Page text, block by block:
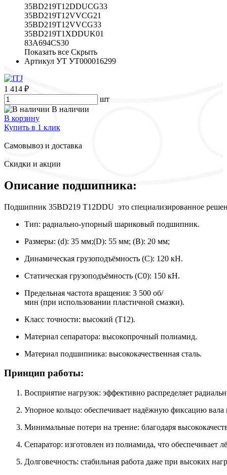
35BD219T12DDUCG33
35BD219T12VVCG21
35BD219T12VVCG33
35BD219T1XDDUK01
83A694CS30
Показать все Скрыть
Артикул УТ УТ000016299
1 414 ₽
шт
В наличии
В корзину
Купить в 1 клик
Самовывоз и доставка
Скидки и акции
Описание подшипника:
Подшипник 35BD219 T12DDU это специализированное
Тип: радиально-упорный шариковый подшипник.
Размеры: (d): 35 мм;(D): 55 мм; (B): 20 мм;
Динамическая грузоподъёмность (C): 120 кН.
Статическая грузоподъёмность (C0​): 150 кН.
Предельная частота вращения: 3 500 об/
мин (при использовании пластичной смазки).
Класс точности: высокий (T12).
Материал сепаратора: высокопрочный полиамид.
Материал подшипника: высококачественная сталь.
Принцип работы:
Восприятие нагрузок: эффективно распределяет
Упорное кольцо: обеспечивает надёжную фиксацию вала
Минимальные потери на трение: благодаря
Сепаратор: изготовлен из полиамида, что обеспечивает
Долговечность: стабильная работа даже при высоких